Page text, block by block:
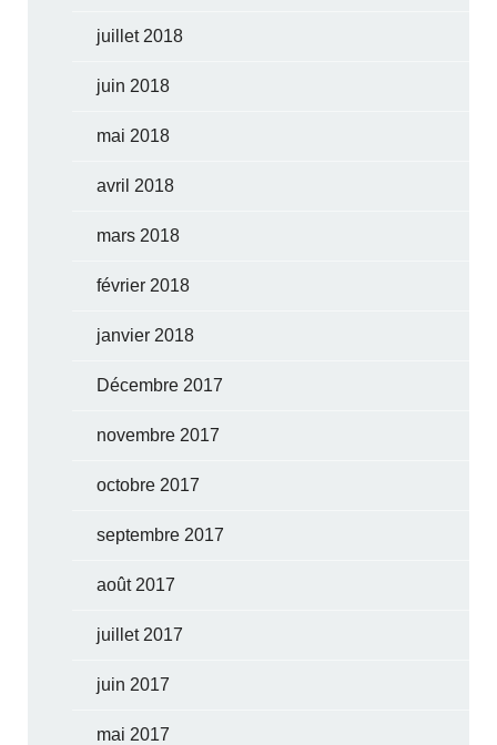
juillet 2018
juin 2018
mai 2018
avril 2018
mars 2018
février 2018
janvier 2018
Décembre 2017
novembre 2017
octobre 2017
septembre 2017
août 2017
juillet 2017
juin 2017
mai 2017